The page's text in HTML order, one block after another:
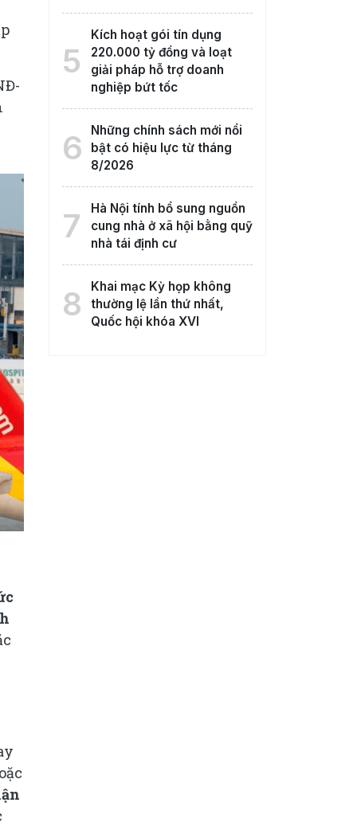
5
Kích hoạt gói tín dụng
220.000 tỷ đồng và loạt
giải pháp hỗ trợ doanh
nghiệp bứt tốc
6
Những chính sách mới nổi
bật có hiệu lực từ tháng
8/2026
7
Hà Nội tính bổ sung nguồn
cung nhà ở xã hội bằng quỹ
nhà tái định cư
8
Khai mạc Kỳ họp không
thường lệ lần thứ nhất,
Quốc hội khóa XVI